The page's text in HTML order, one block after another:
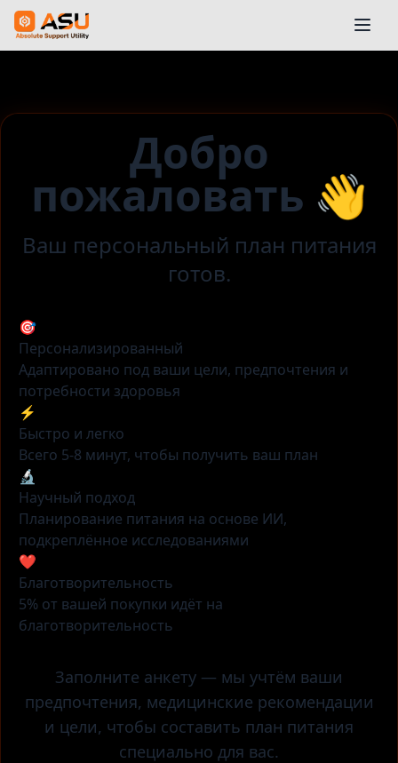
Добро
пожаловать 👋
Ваш персональный план питания
готов.
🎯
Персонализированный
Адаптировано под ваши цели, предпочтения и
потребности здоровья
⚡
Быстро и легко
Всего 5-8 минут, чтобы получить ваш план
🔬
Научный подход
Планирование питания на основе ИИ,
подкреплённое исследованиями
❤️
Благотворительность
5% от вашей покупки идёт на
благотворительность
Заполните анкету — мы учтём ваши
предпочтения, медицинские рекомендации
и цели, чтобы составить план питания
специально для вас.